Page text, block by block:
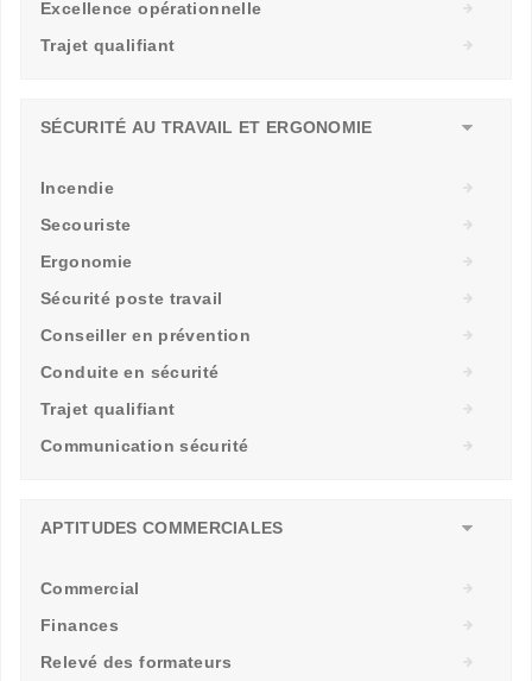
Excellence opérationnelle
Trajet qualifiant
SÉCURITÉ AU TRAVAIL ET ERGONOMIE
Incendie
Secouriste
Ergonomie
Sécurité poste travail
Conseiller en prévention
Conduite en sécurité
Trajet qualifiant
Communication sécurité
APTITUDES COMMERCIALES
Commercial
Finances
Relevé des formateurs